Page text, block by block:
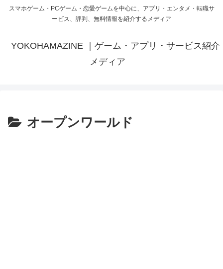
スマホゲーム・PCゲーム・恋愛ゲームを中心に、アプリ・エンタメ・転職サ
ービス、評判、無料情報を紹介するメディア
YOKOHAMAZINE ｜ゲーム・アプリ・サービス紹介
メディア
オープンワールド